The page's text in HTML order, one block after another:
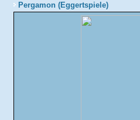
Pergamon (Eggertspiele)